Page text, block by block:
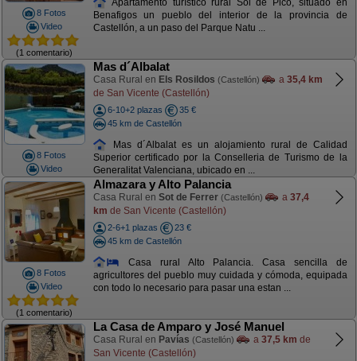
8 Fotos
Video
(1 comentario)
Benafigos un pueblo del interior de la provincia de
Castellón, a un paso del Parque Natu ...
8 Fotos
Video
Mas d´Albalat
Casa Rural en Els Rosildos (Castellón) a 35,4 km
de San Vicente (Castellón)
6-10+2 plazas
35 €
45 km de Castellón
Mas d´Albalat es un alojamiento rural de Calidad
Superior certificado por la Conselleria de Turismo de la
Generalitat Valenciana, ubicado en ...
8 Fotos
Video
(1 comentario)
Almazara y Alto Palancia
Casa Rural en Sot de Ferrer (Castellón) a 37,4
km de San Vicente (Castellón)
2-6+1 plazas
23 €
45 km de Castellón
Casa rural Alto Palancia. Casa sencilla de
agricultores del pueblo muy cuidada y cómoda, equipada
con todo lo necesario para pasar una estan ...
La Casa de Amparo y José Manuel
Casa Rural en Pavías (Castellón) a 37,5 km de
San Vicente (Castellón)